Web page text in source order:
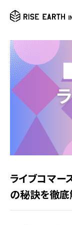
ライブコマ
の秘訣を徹